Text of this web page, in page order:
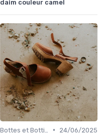
daim couleur camel
•
24/06/2025